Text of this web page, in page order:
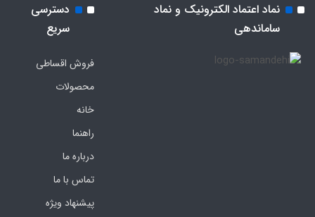
نماد اعتماد الکترونیک و نماد
ساماندهی
دسترسی
سریع
فروش اقساطی
محصولات
خانه
راهنما
درباره ما
تماس با ما
پیشنهاد ویژه